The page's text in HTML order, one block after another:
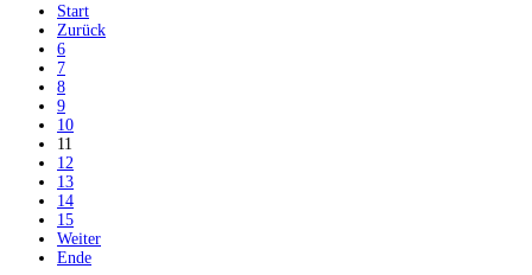
Start
Zurück
6
7
8
9
10
11
12
13
14
15
Weiter
Ende